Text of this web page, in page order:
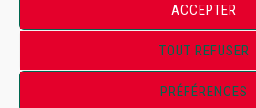
ACCEPTER
TOUT REFUSER
PRÉFÉRENCES
Site Officiel de l'Anglet Hormadi Pays Basque -
ToffWeb©2018. Tous droits